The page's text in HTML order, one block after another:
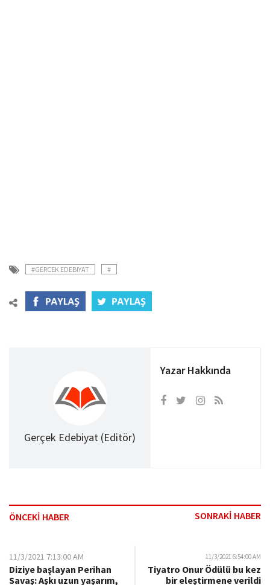
#GERCEK EDEBIYAT #
Gerçek Edebiyat (Editör)
Yazar Hakkında
ÖNCEKİ HABER SONRAKİ HABER
11/3/2021 7:13:00 AM
Diziye başlayan Perihan
Savaş: Aşkı uzun yaşarım,
11/3/2021 6:54:00 AM
Tiyatro Onur Ödülü bu kez
bir eleştirmene verildi